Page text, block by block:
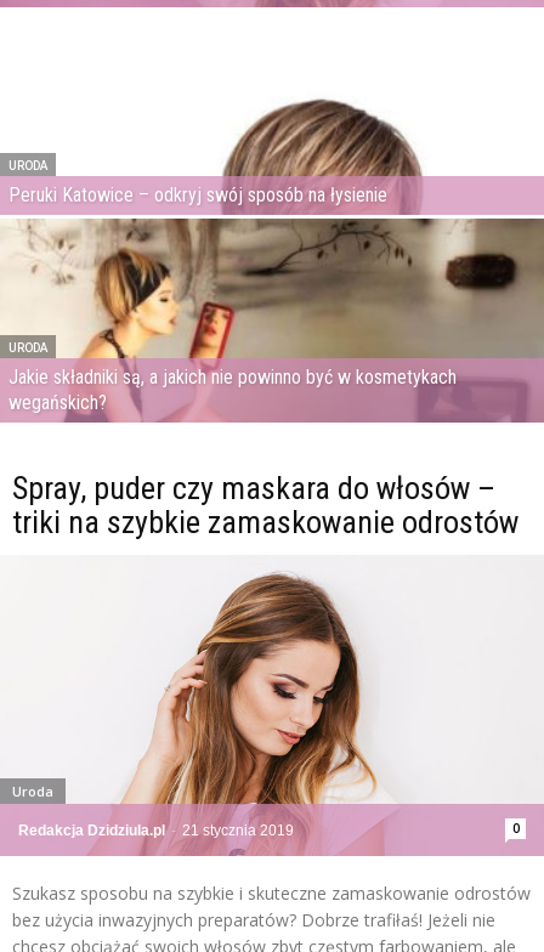
URODA
Peruki Katowice – odkryj swój sposób na łysienie
URODA
Jakie składniki są, a jakich nie powinno być w kosmetykach
wegańskich?
Spray, puder czy maskara do włosów –
triki na szybkie zamaskowanie odrostów
Redakcja Dzidziula.pl - 21 stycznia 2019 0
Uroda
Szukasz sposobu na szybkie i skuteczne zamaskowanie odrostów
bez użycia inwazyjnych preparatów? Dobrze trafiłaś! Jeżeli nie
chcesz obciążać swoich włosów zbyt częstym farbowaniem, ale